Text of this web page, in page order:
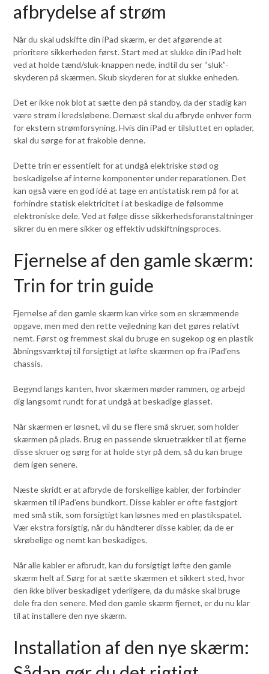
afbrydelse af strøm
Når du skal udskifte din iPad skærm, er det afgørende at
prioritere sikkerheden først. Start med at slukke din iPad helt
ved at holde tænd/sluk-knappen nede, indtil du ser “sluk”-
skyderen på skærmen. Skub skyderen for at slukke enheden.
Det er ikke nok blot at sætte den på standby, da der stadig kan
være strøm i kredsløbene. Dernæst skal du afbryde enhver form
for ekstern strømforsyning. Hvis din iPad er tilsluttet en oplader,
skal du sørge for at frakoble denne.
Dette trin er essentielt for at undgå elektriske stød og
beskadigelse af interne komponenter under reparationen. Det
kan også være en god idé at tage en antistatisk rem på for at
forhindre statisk elektricitet i at beskadige de følsomme
elektroniske dele. Ved at følge disse sikkerhedsforanstaltninger
sikrer du en mere sikker og effektiv udskiftningsproces.
Fjernelse af den gamle skærm:
Trin for trin guide
Fjernelse af den gamle skærm kan virke som en skræmmende
opgave, men med den rette vejledning kan det gøres relativt
nemt. Først og fremmest skal du bruge en sugekop og en plastik
åbningsværktøj til forsigtigt at løfte skærmen op fra iPad’ens
chassis.
Begynd langs kanten, hvor skærmen møder rammen, og arbejd
dig langsomt rundt for at undgå at beskadige glasset.
Når skærmen er løsnet, vil du se flere små skruer, som holder
skærmen på plads. Brug en passende skruetrækker til at fjerne
disse skruer og sørg for at holde styr på dem, så du kan bruge
dem igen senere.
Næste skridt er at afbryde de forskellige kabler, der forbinder
skærmen til iPad’ens bundkort. Disse kabler er ofte fastgjort
med små stik, som forsigtigt kan løsnes med en plastikspatel.
Vær ekstra forsigtig, når du håndterer disse kabler, da de er
skrøbelige og nemt kan beskadiges.
Når alle kabler er afbrudt, kan du forsigtigt løfte den gamle
skærm helt af. Sørg for at sætte skærmen et sikkert sted, hvor
den ikke bliver beskadiget yderligere, da du måske skal bruge
dele fra den senere. Med den gamle skærm fjernet, er du nu klar
til at installere den nye skærm.
Installation af den nye skærm: